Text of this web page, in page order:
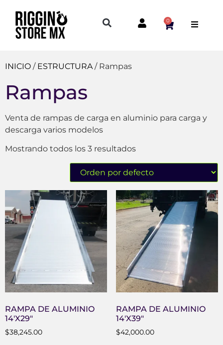
0
INICIO / ESTRUCTURA/ Rampas
Rampas
Venta de rampas de carga en aluminio para carga y
descarga varios modelos
Mostrando todos los 3 resultados
RAMPA DE ALUMINIO
14′X29″
$38,245.00
RAMPA DE ALUMINIO
14′X39″
$42,000.00